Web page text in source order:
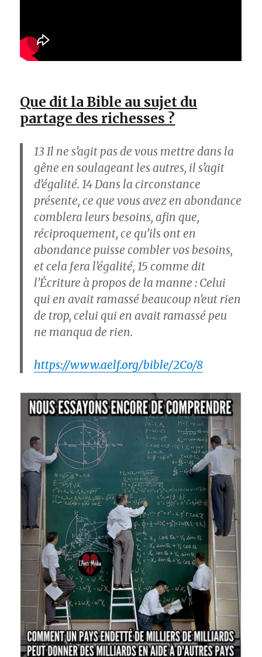
Que dit la Bible au sujet du
partage des richesses ?
13 Il ne s’agit pas de vous mettre dans la
gêne en soulageant les autres, il s’agit
d’égalité. 14 Dans la circonstance
présente, ce que vous avez en abondance
comblera leurs besoins, afin que,
réciproquement, ce qu’ils ont en
abondance puisse combler vos besoins,
et cela fera l’égalité, 15 comme dit
l’Écriture à propos de la manne : Celui
qui en avait ramassé beaucoup n’eut rien
de trop, celui qui en avait ramassé peu
ne manqua de rien.
https://www.aelf.org/bible/2Co/8